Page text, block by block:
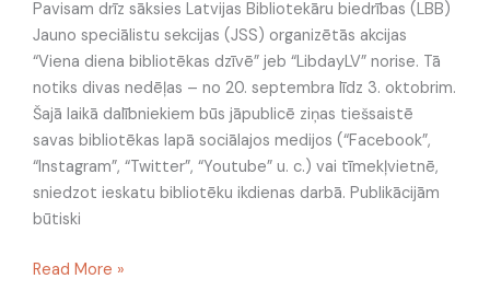
Pavisam drīz sāksies Latvijas Bibliotekāru biedrības (LBB)
Jauno speciālistu sekcijas (JSS) organizētās akcijas
“Viena diena bibliotēkas dzīvē” jeb “LibdayLV” norise. Tā
notiks divas nedēļas – no 20. septembra līdz 3. oktobrim.
Šajā laikā dalībniekiem būs jāpublicē ziņas tiešsaistē
savas bibliotēkas lapā sociālajos medijos (“Facebook”,
“Instagram”, “Twitter”, “Youtube” u. c.) vai tīmekļvietnē,
sniedzot ieskatu bibliotēku ikdienas darbā. Publikācijām
būtiski
norises
laiks
Read More »